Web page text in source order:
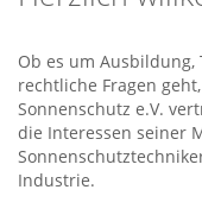
Ob es um
rechtliche Fragen
Sonnenschutz e.V.
die Interessen seiner
Industrie.